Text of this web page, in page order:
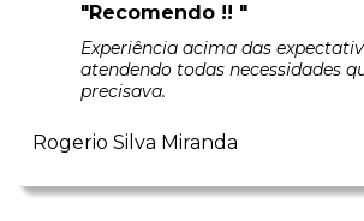
"Recomendo !! "
Experiência acima das
atendendo todas necessidades
precisava.
Rogerio Silva Miranda